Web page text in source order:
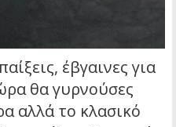
έβγαινες για
θα γυρνούσες
αλλά το κλασικό